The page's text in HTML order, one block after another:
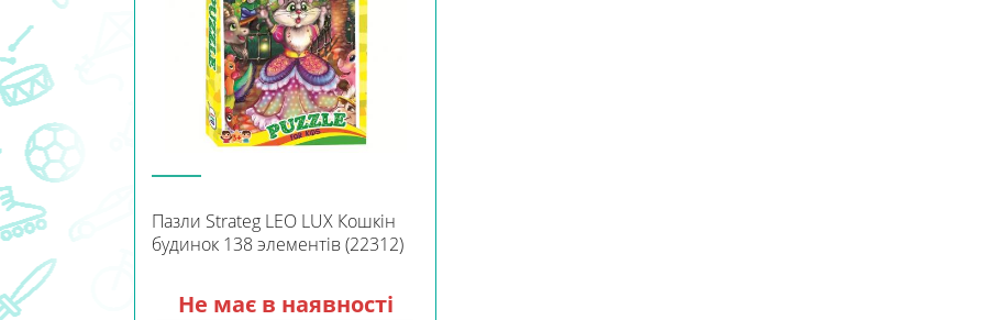
Пазли Strateg LEO LUX Кошкін
будинок 138 элементів (22312)
Не має в наявності